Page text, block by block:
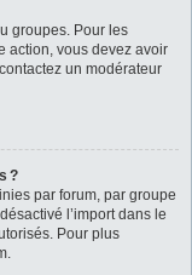
groupes. Pour les
action, vous devez avoir
un modérateur
?
par forum, par groupe
l’import dans le
Pour plus